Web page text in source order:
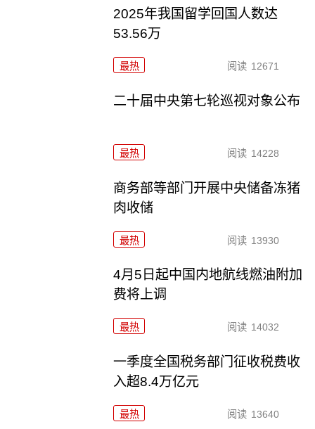
2025年我国留学回国人数达
53.56万
最热 阅读 12671
二十届中央第七轮巡视对象公布
最热 阅读 14228
商务部等部门开展中央储备冻猪
肉收储
最热 阅读 13930
4月5日起中国内地航线燃油附加
费将上调
最热 阅读 14032
一季度全国税务部门征收税费收
入超8.4万亿元
最热 阅读 13640